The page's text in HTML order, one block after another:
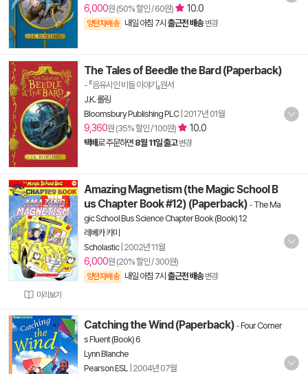
6,000원 (50% 할인 / 60원) 10.0
양탄자배송 내일 아침 7시 출근전 배송 변경
The Tales of Beedle the Bard (Paperback)
- 『음유시인 비들 이야기』원서
J.K. 롤링
Bloomsbury Publishing PLC| 2017년 01월
9,360원 (35% 할인 / 100원) 10.0
택배로 주문하면 8월 11일 출고 변경
미리보기
Amazing Magnetism (the Magic School B
us Chapter Book #12) (Paperback) - The Ma
gic School Bus Science Chapter Book (Book) 12
레베카 카미
Scholastic| 2002년 11월
6,000원 (20% 할인 / 300원)
양탄자배송 내일 아침 7시 출근전 배송 변경
Catching the Wind (Paperback) -Four Corner
s Fluent (Book) 6
Lynn Blanche
Pearson ESL| 2004년 07월